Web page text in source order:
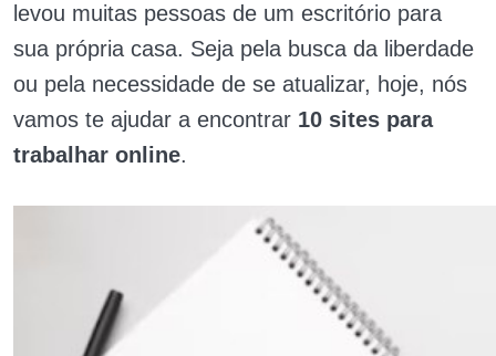
levou muitas pessoas de um escritório para
sua própria casa. Seja pela busca da liberdade
ou pela necessidade de se atualizar, hoje, nós
vamos te ajudar a encontrar 10 sites para
trabalhar online.